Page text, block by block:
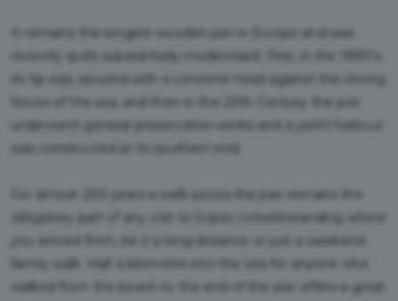
It remains the longest wooden pier in Europe and was
recently quite substantially modernised. First, in the 1890’s,
its tip was secured with a concrete head against the strong
forces of the sea, and then in the 20th Century the pier
underwent general preservation works and a yacht harbour
was constructed at its southern end.
For almost 200 years a walk across the pier remains the
obligatory part of any visit to Sopot, notwithstanding where
you arrived from, be it a long distance or just a weekend
family walk. Half a kilometre into the sea for anyone who
walked from the beach to the end of the pier offers a great